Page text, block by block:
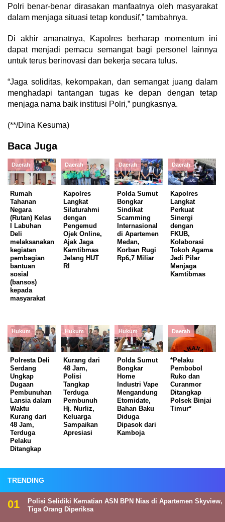
Polri benar-benar dirasakan manfaatnya oleh masyarakat
dalam menjaga situasi tetap kondusif,” tambahnya.
Di akhir amanatnya, Kapolres berharap momentum ini
dapat menjadi pemacu semangat bagi personel lainnya
untuk terus berinovasi dan bekerja secara tulus.
“Jaga soliditas, kekompakan, dan semangat juang dalam
menghadapi tantangan tugas ke depan dengan tetap
menjaga nama baik institusi Polri,” pungkasnya.
(**/Dina Kesuma)
Baca Juga
Daerah
Rumah
Tahanan
Negara
(Rutan) Kelas
I Labuhan
Deli
melaksanakan
kegiatan
pembagian
bantuan
sosial
(bansos)
kepada
masyarakat
Daerah
Kapolres
Langkat
Silaturahmi
dengan
Pengemud
Ojek Online,
Ajak Jaga
Kamtibmas
Jelang HUT
RI
Daerah
Polda Sumut
Bongkar
Sindikat
Scamming
Internasional
di Apartemen
Medan,
Korban Rugi
Rp6,7 Miliar
Daerah
Kapolres
Langkat
Perkuat
Sinergi
dengan
FKUB,
Kolaborasi
Tokoh Agama
Jadi Pilar
Menjaga
Kamtibmas
Hukum
Polresta Deli
Serdang
Ungkap
Dugaan
Pembunuhan
Lansia dalam
Waktu
Kurang dari
48 Jam,
Terduga
Pelaku
Ditangkap
Hukum
Kurang dari
48 Jam,
Polisi
Tangkap
Terduga
Pembunuh
Hj. Nurliz,
Keluarga
Sampaikan
Apresiasi
Hukum
Polda Sumut
Bongkar
Home
Industri Vape
Mengandung
Etomidate,
Bahan Baku
Diduga
Dipasok dari
Kamboja
Daerah
*Pelaku
Pembobol
Ruko dan
Curanmor
Ditangkap
Polsek Binjai
Timur*
TRENDING
Polisi Selidiki Kematian ASN BPN Nias di Apartemen Skyview,
Tiga Orang Diperiksa